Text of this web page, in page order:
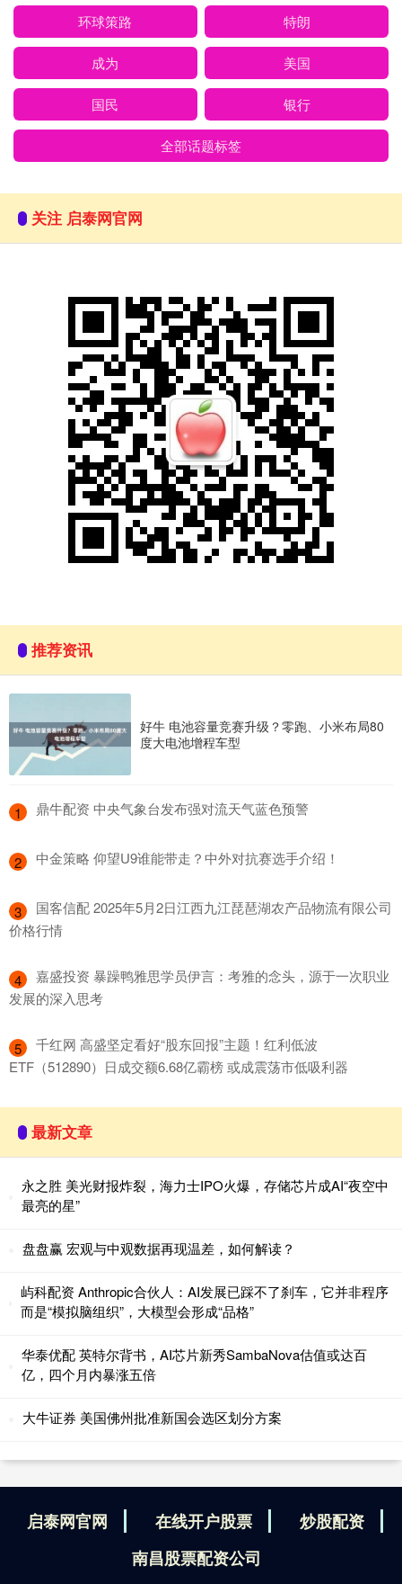
环球策路 特朗
成为 美国
国民 银行
全部话题标签
关注 启泰网官网
推荐资讯
好牛 电池容量竞赛升级？零跑、小米布局80
度大电池增程车型
1 ​鼎牛配资 中央气象台发布强对流天气蓝色预警
2 ​中金策略 仰望U9谁能带走？中外对抗赛选手介绍！
3
​国客信配 2025年5月2日江西九江琵琶湖农产品物流有限公司
价格行情
4
​嘉盛投资 暴躁鸭雅思学员伊言：考雅的念头，源于一次职业
发展的深入思考
5
​千红网 高盛坚定看好“股东回报”主题！红利低波
ETF（512890）日成交额6.68亿霸榜 或成震荡市低吸利器
最新文章
永之胜 美光财报炸裂，海力士IPO火爆，存储芯片成AI“夜空中
最亮的星”
盘盘赢 宏观与中观数据再现温差，如何解读？
屿科配资 Anthropic合伙人：AI发展已踩不了刹车，它并非程序
而是“模拟脑组织”，大模型会形成“品格”
华泰优配 英特尔背书，AI芯片新秀SambaNova估值或达百
亿，四个月内暴涨五倍
大牛证券 美国佛州批准新国会选区划分方案
启泰网官网 在线开户股票
炒股配资
南昌股票配资公司